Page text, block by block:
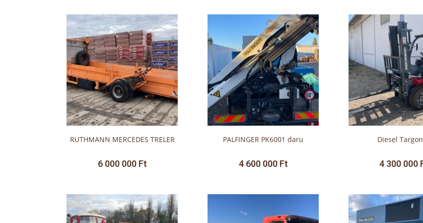
RUTHMANN MERCEDES TRELER
6 000 000 Ft
PALFINGER PK6001 daru
4 600 000 Ft
Diesel
4 300 000